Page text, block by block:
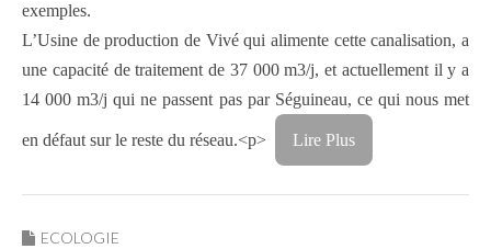
exemples.
L’Usine de production de Vivé qui alimente cette canalisation, a
une capacité de traitement de 37 000 m3/j, et actuellement il y a
14 000 m3/j qui ne passent pas par Séguineau, ce qui nous met
en défaut sur le reste du réseau.<p> Lire Plus
ECOLOGIE